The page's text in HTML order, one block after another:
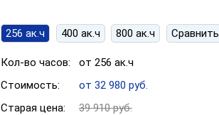
256 ак.ч 400 ак.ч 800 ак.ч Сравнить
Кол-во часов:
от 256 ак.ч
Стоимость:
от 32 980 руб.
Старая цена:
39 910 руб.